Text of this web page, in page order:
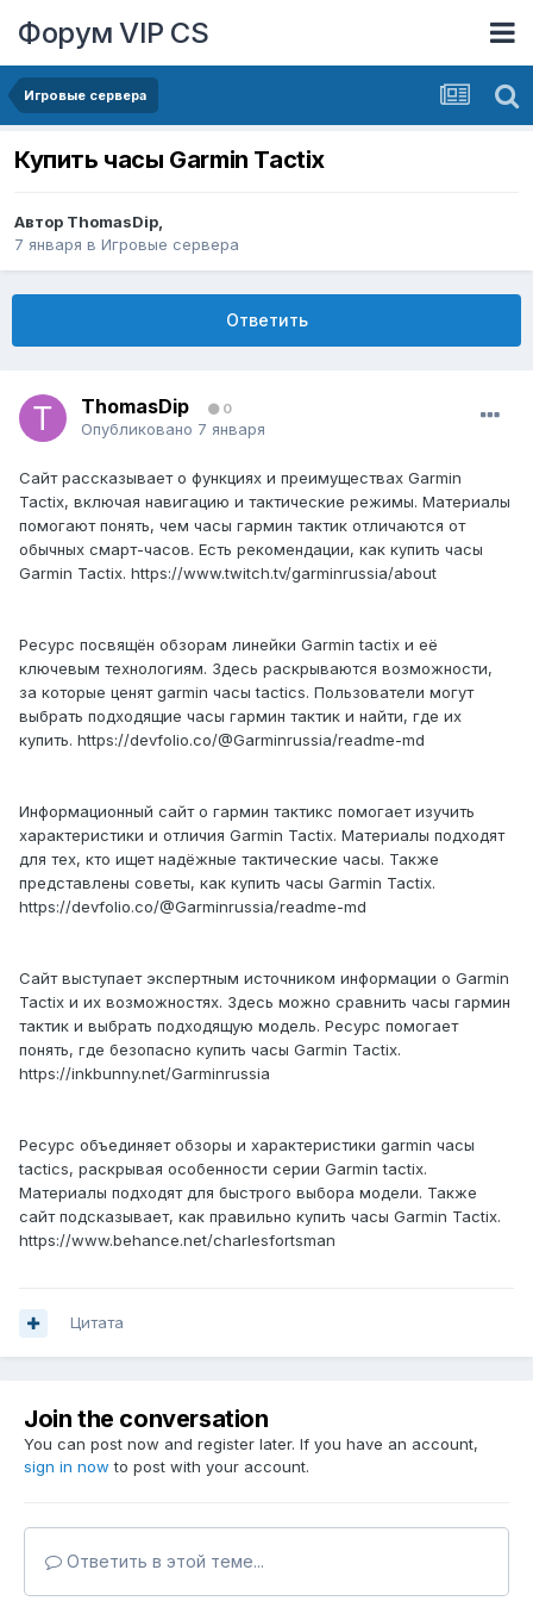
Форум VIP CS
Игровые сервера
Купить часы Garmin Tactix
Автор ThomasDip,
7 января в Игровые сервера
Ответить
ThomasDip 0
Опубликовано 7 января
Сайт рассказывает о функциях и преимуществах Garmin
Tactix, включая навигацию и тактические режимы. Материалы
помогают понять, чем часы гармин тактик отличаются от
обычных смарт-часов. Есть рекомендации, как купить часы
Garmin Tactix. https://www.twitch.tv/garminrussia/about
Ресурс посвящён обзорам линейки Garmin tactix и её
ключевым технологиям. Здесь раскрываются возможности,
за которые ценят garmin часы tactics. Пользователи могут
выбрать подходящие часы гармин тактик и найти, где их
купить. https://devfolio.co/@Garminrussia/readme-md
Информационный сайт о гармин тактикс помогает изучить
характеристики и отличия Garmin Tactix. Материалы подходят
для тех, кто ищет надёжные тактические часы. Также
представлены советы, как купить часы Garmin Tactix.
https://devfolio.co/@Garminrussia/readme-md
Сайт выступает экспертным источником информации о Garmin
Tactix и их возможностях. Здесь можно сравнить часы гармин
тактик и выбрать подходящую модель. Ресурс помогает
понять, где безопасно купить часы Garmin Tactix.
https://inkbunny.net/Garminrussia
Ресурс объединяет обзоры и характеристики garmin часы
tactics, раскрывая особенности серии Garmin tactix.
Материалы подходят для быстрого выбора модели. Также
сайт подсказывает, как правильно купить часы Garmin Tactix.
https://www.behance.net/charlesfortsman
Цитата
Join the conversation
You can post now and register later. If you have an account,
sign in now to post with your account.
Ответить в этой теме...